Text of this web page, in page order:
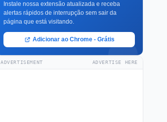
Instale nossa extensão atualizada e receba
alertas rápidos de interrupção sem sair da
página que está visitando.
Adicionar ao Chrome - Grátis
ADVERTISEMENT ADVERTISE HERE